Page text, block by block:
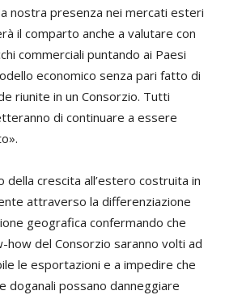
nostra presenza nei mercati esteri
il comparto anche a valutare con
commerciali puntando ai Paesi
economico senza pari fatto di
riunite in un Consorzio. Tutti
di continuare a essere
della crescita all’estero costruita in
attraverso la differenziazione
geografica confermando che
del Consorzio saranno volti ad
le esportazioni e a impedire che
doganali possano danneggiare